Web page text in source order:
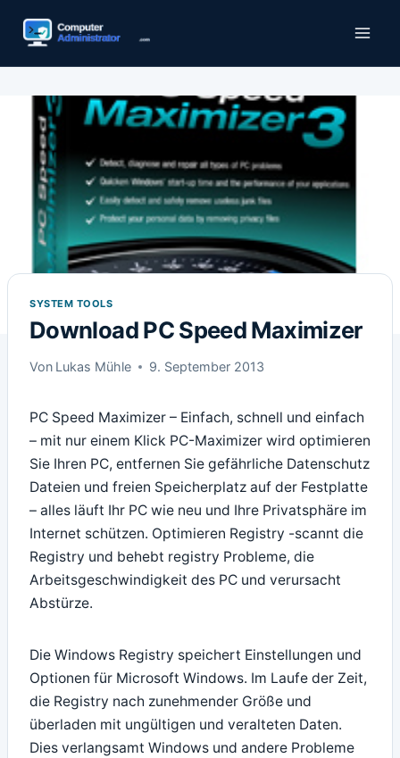
Inhalt
SYSTEM TOOLS
Download PC Speed Maximizer
Von Lukas Mühle 9. September 2013
PC Speed Maximizer – Einfach, schnell und einfach
– mit nur einem Klick PC-Maximizer wird optimieren
Sie Ihren PC, entfernen Sie gefährliche Datenschutz
Dateien und freien Speicherplatz auf der Festplatte
– alles läuft Ihr PC wie neu und Ihre Privatsphäre im
Internet schützen. Optimieren Registry -scannt die
Registry und behebt registry Probleme, die
Arbeitsgeschwindigkeit des PC und verursacht
Abstürze.
Die Windows Registry speichert Einstellungen und
Optionen für Microsoft Windows. Im Laufe der Zeit,
die Registry nach zunehmender Größe und
überladen mit ungültigen und veralteten Daten.
Dies verlangsamt Windows und andere Probleme